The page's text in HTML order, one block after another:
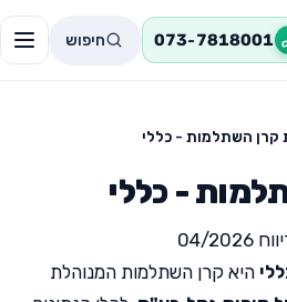
073-7818001 חיפוש
קרן השתלמות - כללי
- כללי
2026
היא קרן השתלמות המנוהלת